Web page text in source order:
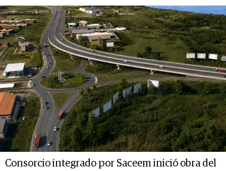
Consorcio integrado por Saceem inició obra del